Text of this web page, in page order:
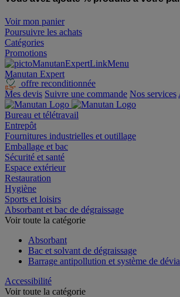
Voir mon panier
Poursuivre les achats
Catégories
Promotions
Manutan Expert
offre reconditionnée
Mes devis Suivre une commande Nos services
Bureau et télétravail
Entrepôt
Fournitures industrielles et outillage
Emballage et bac
Sécurité et santé
Espace extérieur
Restauration
Hygiène
Sports et loisirs
Absorbant et bac de dégraissage
Voir toute la catégorie
Absorbant
Bac et solvant de dégraissage
Barrage antipollution et système de
Accessibilité
Voir toute la catégorie